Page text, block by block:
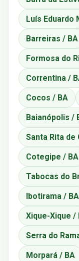
Luís Eduardo
Barreiras / BA
Formosa do
Correntina /
Cocos / BA
Baianópolis /
Santa Rita de
Cotegipe / BA
Tabocas do
Ibotirama / BA
Xique-Xique /
Serra do
Morpará / BA